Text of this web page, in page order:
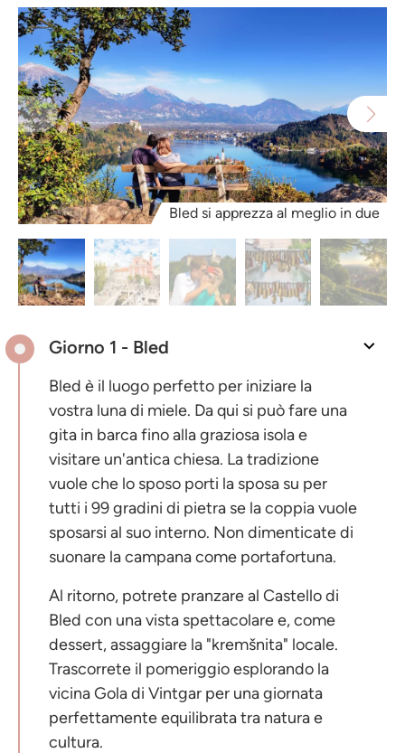
Bled si apprezza al meglio in due
Giorno 1 - Bled
Bled è il luogo perfetto per iniziare la
vostra luna di miele. Da qui si può fare una
gita in barca fino alla graziosa isola e
visitare un'antica chiesa. La tradizione
vuole che lo sposo porti la sposa su per
tutti i 99 gradini di pietra se la coppia vuole
sposarsi al suo interno. Non dimenticate di
suonare la campana come portafortuna.
Al ritorno, potrete pranzare al Castello di
Bled con una vista spettacolare e, come
dessert, assaggiare la "kremšnita" locale.
Trascorrete il pomeriggio esplorando la
vicina Gola di Vintgar per una giornata
perfettamente equilibrata tra natura e
cultura.